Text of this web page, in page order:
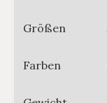
Größen
Farben